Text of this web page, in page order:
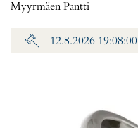
Myyrmäen Pantti
12.8.2026 19:08:00